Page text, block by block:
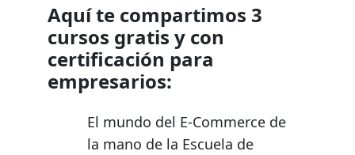
Aquí te compartimos 3
cursos gratis y con
certificación para
empresarios:
El mundo del E-Commerce de
la mano de la Escuela de